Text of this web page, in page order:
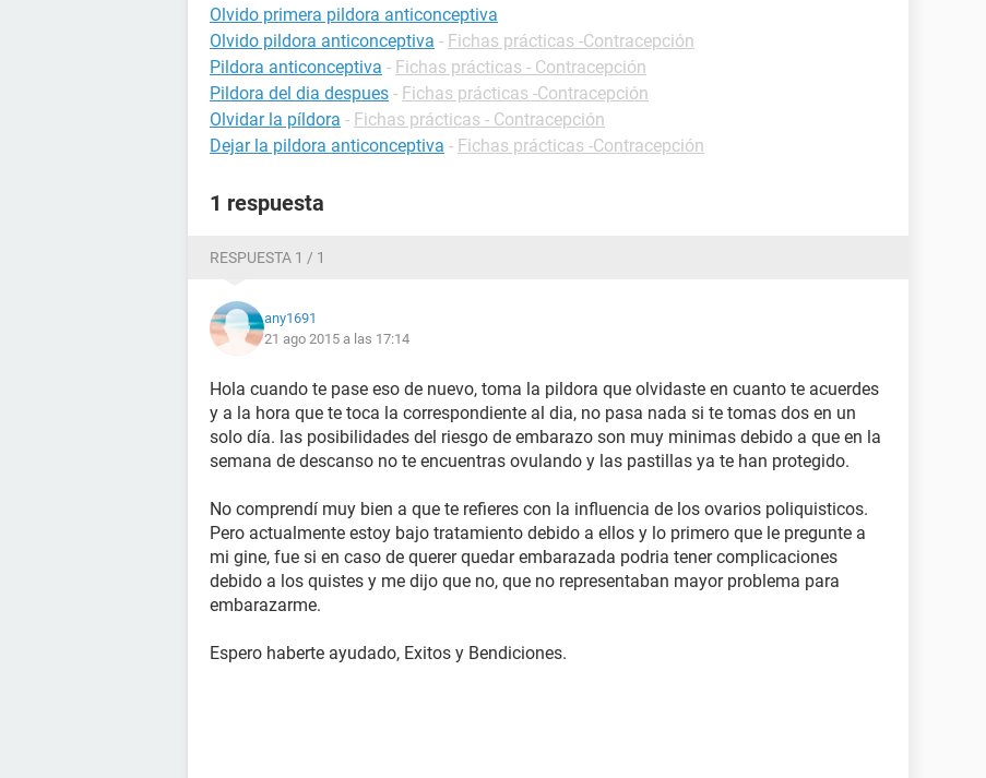
Olvido primera pildora anticonceptiva
Olvido pildora anticonceptiva - Fichas prácticas -Contracepción
Pildora anticonceptiva - Fichas prácticas - Contracepción
Pildora del dia despues - Fichas prácticas -Contracepción
Olvidar la píldora - Fichas prácticas - Contracepción
Dejar la pildora anticonceptiva - Fichas prácticas -Contracepción
1 respuesta
RESPUESTA 1 / 1
any1691
21 ago 2015 a las 17:14
Hola cuando te pase eso de nuevo, toma la pildora que olvidaste en cuanto te acuerdes
y a la hora que te toca la correspondiente al dia, no pasa nada si te tomas dos en un
solo día. las posibilidades del riesgo de embarazo son muy minimas debido a que en la
semana de descanso no te encuentras ovulando y las pastillas ya te han protegido.
No comprendí muy bien a que te refieres con la influencia de los ovarios poliquisticos.
Pero actualmente estoy bajo tratamiento debido a ellos y lo primero que le pregunte a
mi gine, fue si en caso de querer quedar embarazada podria tener complicaciones
debido a los quistes y me dijo que no, que no representaban mayor problema para
embarazarme.
Espero haberte ayudado, Exitos y Bendiciones.